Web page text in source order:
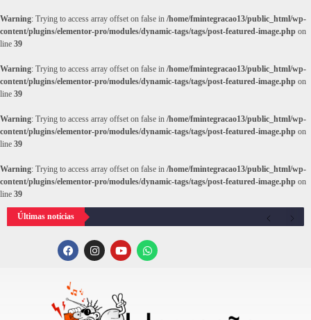
Warning: Trying to access array offset on false in /home/fmintegracao13/public_html/wp-
content/plugins/elementor-pro/modules/dynamic-tags/tags/post-featured-image.php on
line 39
Warning: Trying to access array offset on false in /home/fmintegracao13/public_html/wp-
content/plugins/elementor-pro/modules/dynamic-tags/tags/post-featured-image.php on
line 39
Warning: Trying to access array offset on false in /home/fmintegracao13/public_html/wp-
content/plugins/elementor-pro/modules/dynamic-tags/tags/post-featured-image.php on
line 39
Warning: Trying to access array offset on false in /home/fmintegracao13/public_html/wp-
content/plugins/elementor-pro/modules/dynamic-tags/tags/post-featured-image.php on
line 39
Últimas notícias